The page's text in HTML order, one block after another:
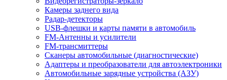
Камеры заднего вида
Радар-детекторы
USB-флешки и карты памяти в автомобиль
FM-Антенны и усилители
FM-трансмиттеры
Сканеры автомобильные (диагностические)
Адаптеры и преобразователи для автоэлектроники
Автомобильные зарядные устройства (АЗУ)